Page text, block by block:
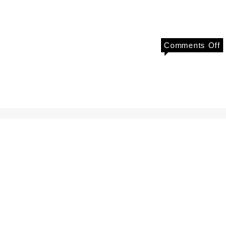
Comments Offon